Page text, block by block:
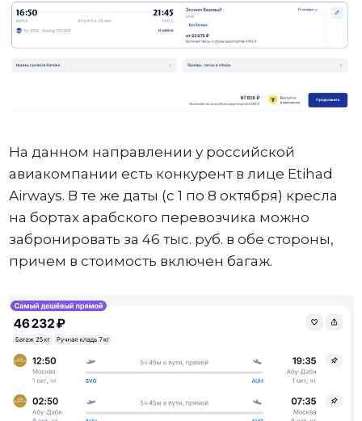
На данном направлении у российской
авиакомпании есть конкурент в лице Etihad
Airways. В те же даты (с 1 по 8 октября) кресла
на бортах арабского перевозчика можно
забронировать за 46 тыс. руб. в обе стороны,
причем в стоимость включен багаж.